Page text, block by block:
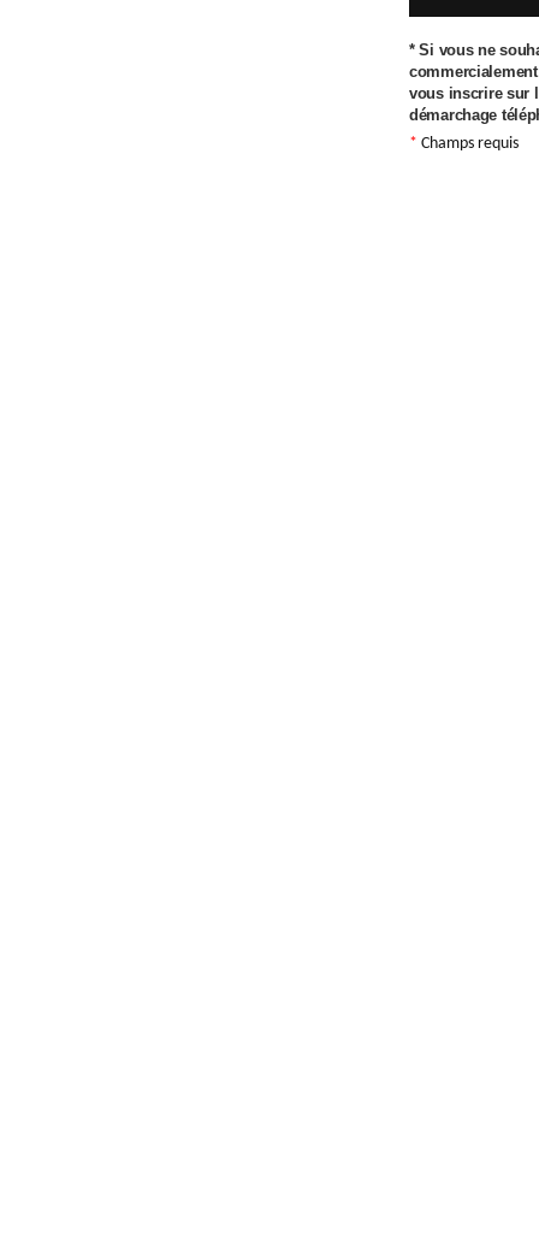
* Si vous ne
vous inscrire sur
démarchage
* Champs requis